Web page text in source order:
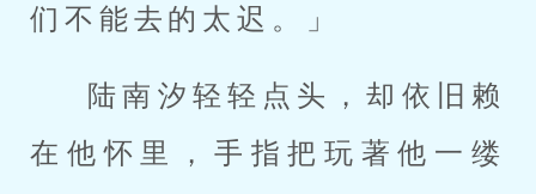
们不能去的太迟。」
陆南汐轻轻点头，却依旧赖
在他怀里，手指把玩著他一缕